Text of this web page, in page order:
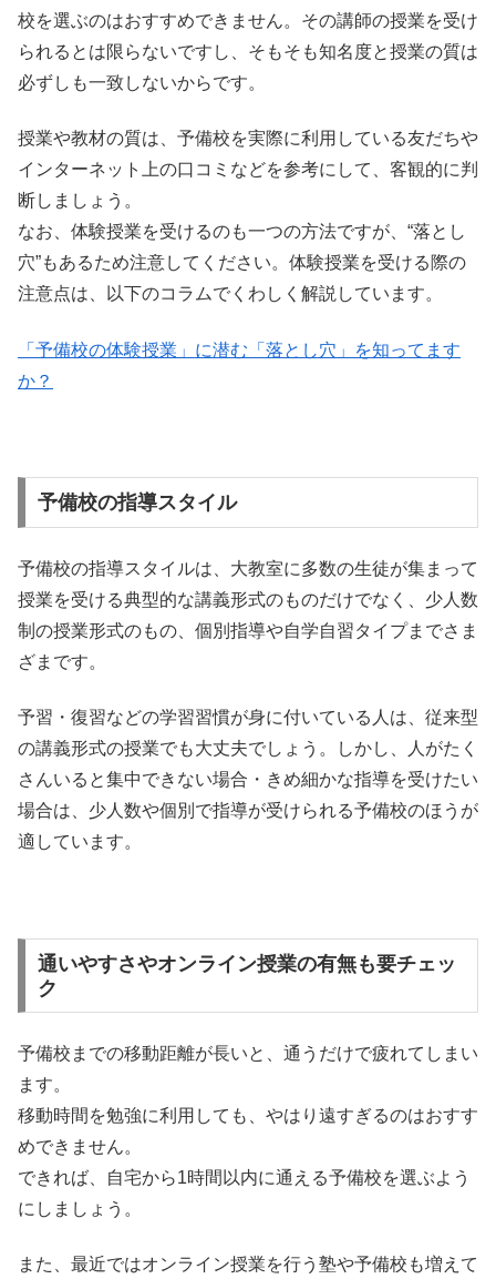
校を選ぶのはおすすめできません。その講師の授業を受け
られるとは限らないですし、そもそも知名度と授業の質は
必ずしも一致しないからです。
授業や教材の質は、予備校を実際に利用している友だちや
インターネット上の口コミなどを参考にして、客観的に判
断しましょう。
なお、体験授業を受けるのも一つの方法ですが、“落とし
穴”もあるため注意してください。体験授業を受ける際の
注意点は、以下のコラムでくわしく解説しています。
「予備校の体験授業」に潜む「落とし穴」を知ってます
か？
予備校の指導スタイル
予備校の指導スタイルは、大教室に多数の生徒が集まって
授業を受ける典型的な講義形式のものだけでなく、少人数
制の授業形式のもの、個別指導や自学自習タイプまでさま
ざまです。
予習・復習などの学習習慣が身に付いている人は、従来型
の講義形式の授業でも大丈夫でしょう。しかし、人がたく
さんいると集中できない場合・きめ細かな指導を受けたい
場合は、少人数や個別で指導が受けられる予備校のほうが
適しています。
通いやすさやオンライン授業の有無も要チェッ
ク
予備校までの移動距離が長いと、通うだけで疲れてしまい
ます。
移動時間を勉強に利用しても、やはり遠すぎるのはおすす
めできません。
できれば、自宅から1時間以内に通える予備校を選ぶよう
にしましょう。
また、最近ではオンライン授業を行う塾や予備校も増えて